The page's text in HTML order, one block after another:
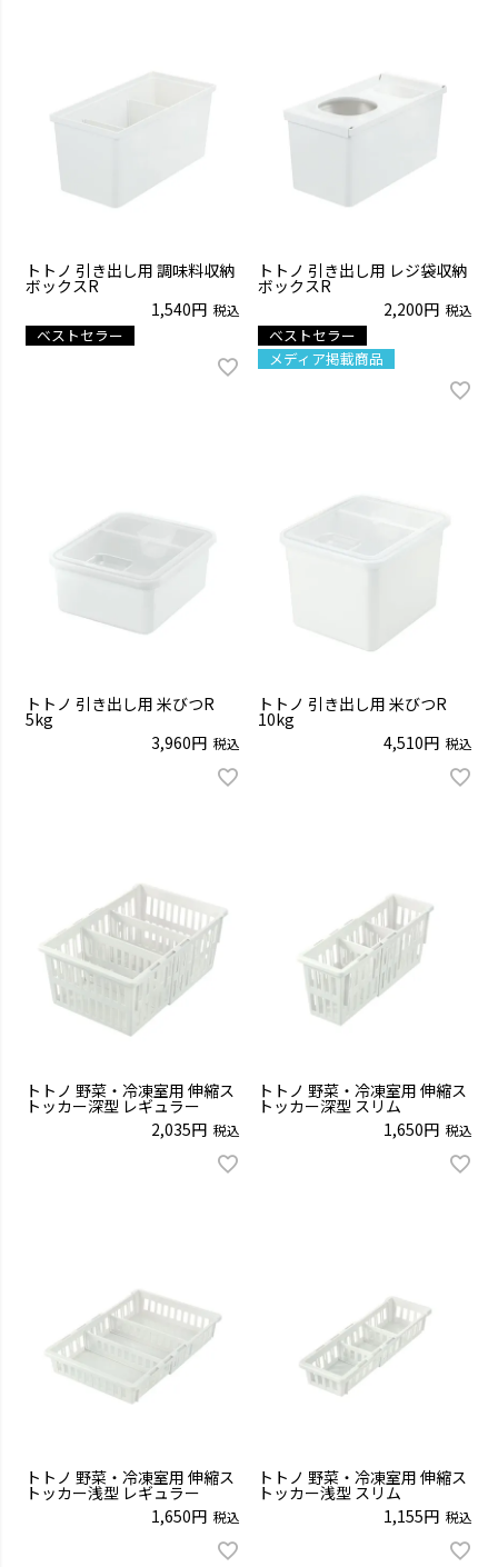
トトノ 引き出し用 調味料収納
ボックスR
1,540
税込
ベストセラー
トトノ 引き出し用 レジ袋収納
ボックスR
2,200
税込
ベストセラー
メディア掲載商品
トトノ 引き出し用 米びつR
5kg
3,960
税込
トトノ 引き出し用 米びつR
10kg
4,510
税込
トトノ 野菜・冷凍室用 伸縮ス
トッカー深型 レギュラー
2,035
税込
トトノ 野菜・冷凍室用 伸縮ス
トッカー深型 スリム
1,650
税込
トトノ 野菜・冷凍室用 伸縮ス
トッカー浅型 レギュラー
1,650
税込
トトノ 野菜・冷凍室用 伸縮ス
トッカー浅型 スリム
1,155
税込